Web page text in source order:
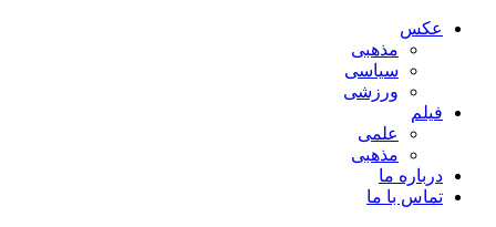
عکس
مذهبی
سیاسی
ورزشی
فیلم
علمی
مذهبی
درباره ما
تماس با ما